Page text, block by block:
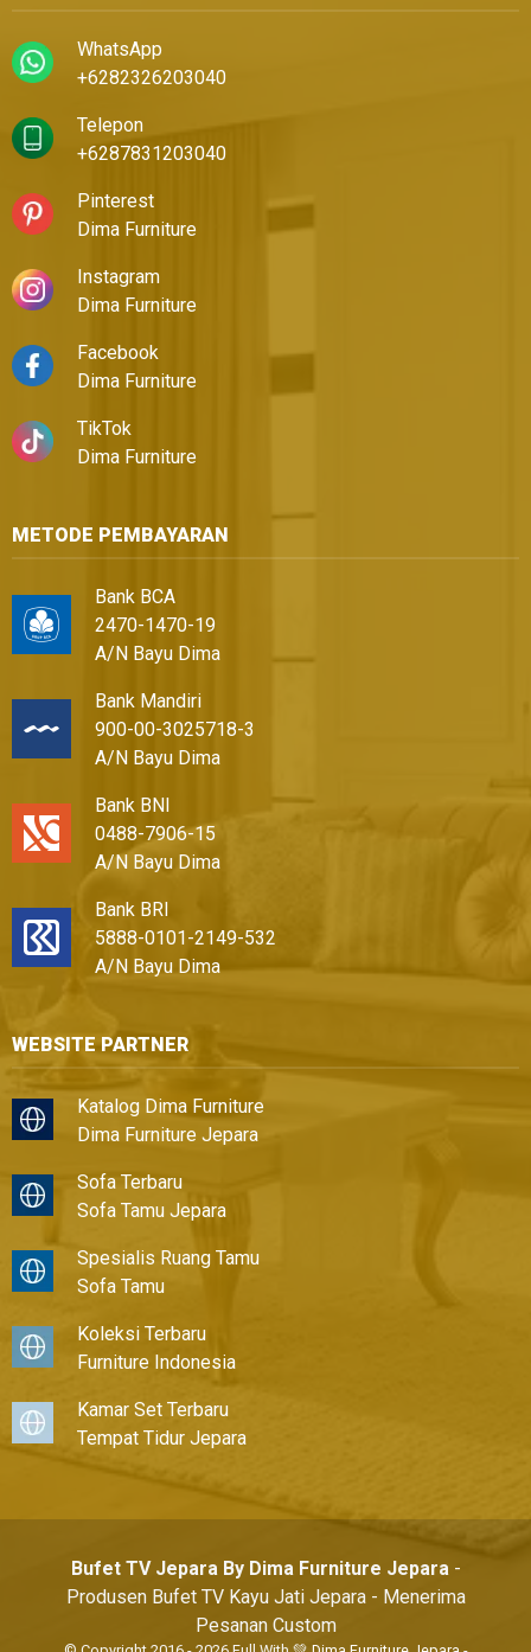
WhatsApp
+6282326203040
Telepon
+6287831203040
Pinterest
Dima Furniture
Instagram
Dima Furniture
Facebook
Dima Furniture
TikTok
Dima Furniture
METODE PEMBAYARAN
Bank BCA
2470-1470-19
A/N Bayu Dima
Bank Mandiri
900-00-3025718-3
A/N Bayu Dima
Bank BNI
0488-7906-15
A/N Bayu Dima
Bank BRI
5888-0101-2149-532
A/N Bayu Dima
WEBSITE PARTNER
Katalog Dima Furniture
Dima Furniture Jepara
Sofa Terbaru
Sofa Tamu Jepara
Spesialis Ruang Tamu
Sofa Tamu
Koleksi Terbaru
Furniture Indonesia
Kamar Set Terbaru
Tempat Tidur Jepara
Bufet TV Jepara By Dima Furniture Jepara-
Produsen Bufet TV Kayu Jati Jepara - Menerima
Pesanan Custom